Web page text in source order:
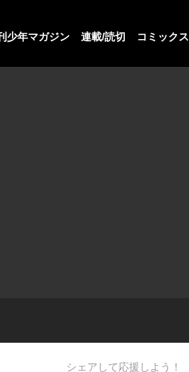
少年マガジン 連載/読切 コミックス
シェアして応援しよう！